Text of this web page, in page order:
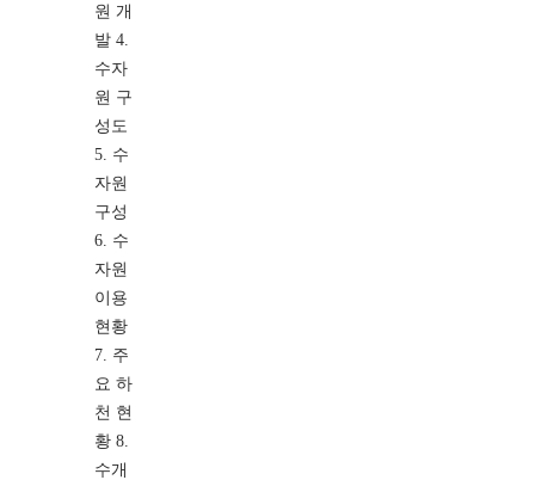
원 개
발 4.
수자
원 구
성도
5. 수
자원
구성
6. 수
자원
이용
현황
7. 주
요 하
천 현
황 8.
수개